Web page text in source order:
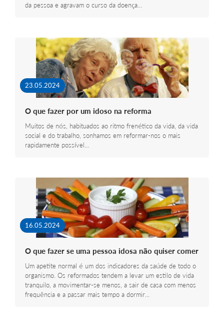
da pessoa e agravam o curso da doença…
23.05.2024
O que fazer por um idoso na reforma
Muitos de nós, habituados ao ritmo frenético da vida, da vida
social e do trabalho, sonhamos em reformar-nos o mais
rapidamente possível…
16.05.2024
O que fazer se uma pessoa idosa não quiser comer
Um apetite normal é um dos indicadores da saúde de todo o
organismo. Os reformados tendem a levar um estilo de vida
tranquilo, a movimentar-se menos, a sair de casa com menos
frequência e a passar mais tempo a dormir…